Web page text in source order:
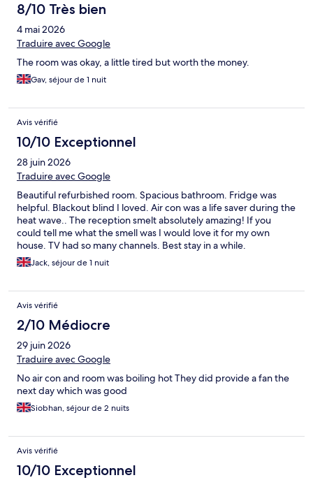
8/10 Très bien
4 mai 2026
Traduire avec Google
The room was okay, a little tired but worth the money.
Gav, séjour de 1 nuit
Avis vérifié
10/10 Exceptionnel
28 juin 2026
Traduire avec Google
Beautiful refurbished room. Spacious bathroom. Fridge was
helpful. Blackout blind I loved. Air con was a life saver during the
heat wave.. The reception smelt absolutely amazing! If you
could tell me what the smell was I would love it for my own
house. TV had so many channels. Best stay in a while.
Jack, séjour de 1 nuit
Avis vérifié
2/10 Médiocre
29 juin 2026
Traduire avec Google
No air con and room was boiling hot They did provide a fan the
next day which was good
Siobhan, séjour de 2 nuits
Avis vérifié
10/10 Exceptionnel